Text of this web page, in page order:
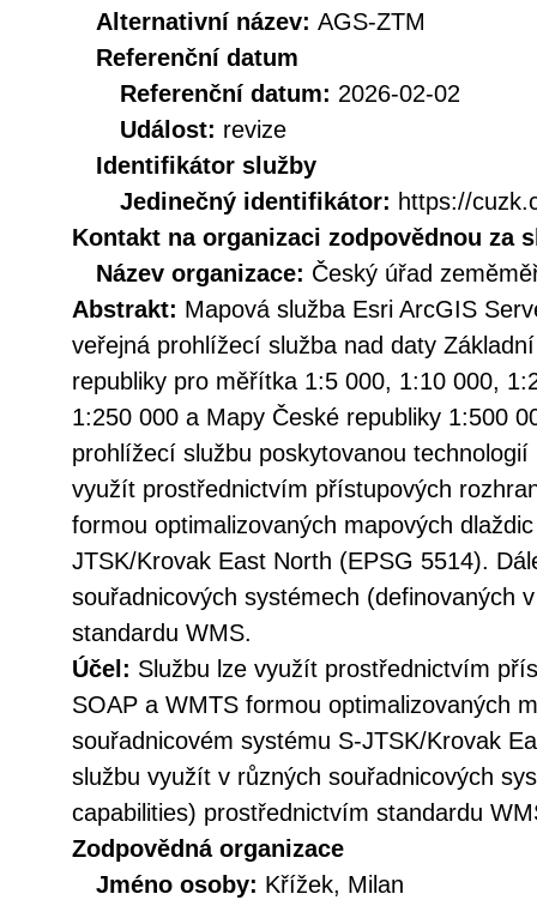
Alternativní název: AGS-ZTM
Referenční datum
Referenční datum: 2026-02-02
Událost: revize
Identifikátor služby
Jedinečný identifikátor: https://
Kontakt na organizaci zodpovědnou za
Název organizace: Český úřad
Abstrakt: Mapová služba Esri ArcGIS
veřejná prohlížecí služba nad daty
republiky pro měřítka 1:5 000, 1:10 000,
1:250 000 a Mapy České republiky 1:500
prohlížecí službu poskytovanou
využít prostřednictvím přístupových
formou optimalizovaných mapových
JTSK/Krovak East North (EPSG 5514).
souřadnicových systémech (definovaných
standardu WMS.
Účel: Službu lze využít prostřednictvím
SOAP a WMTS formou optimalizovaných
souřadnicovém systému S-JTSK/Krovak
službu využít v různých souřadnicových
capabilities) prostřednictvím standardu
Zodpovědná organizace
Jméno osoby: Křížek, Milan